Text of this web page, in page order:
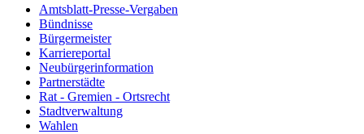
Amtsblatt-Presse-Vergaben
Bündnisse
Bürgermeister
Karriereportal
Neubürgerinformation
Partnerstädte
Rat - Gremien - Ortsrecht
Stadtverwaltung
Wahlen